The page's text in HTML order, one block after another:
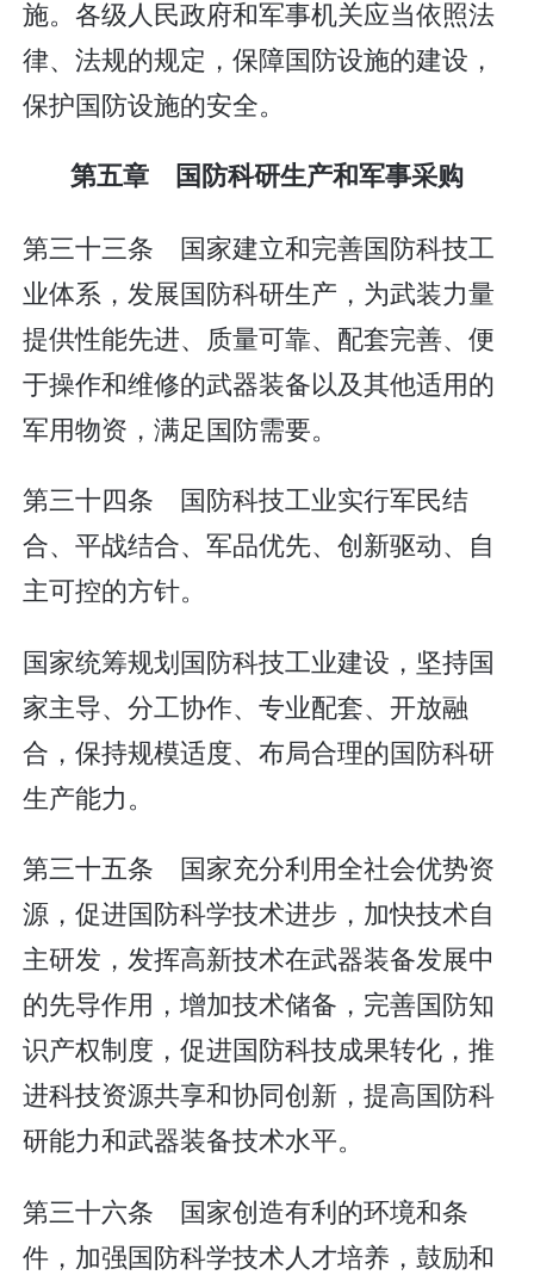
施。各级人民政府和军事机关应当依照法
律、法规的规定，保障国防设施的建设，
保护国防设施的安全。
第五章 国防科研生产和军事采购
第三十三条 国家建立和完善国防科技工
业体系，发展国防科研生产，为武装力量
提供性能先进、质量可靠、配套完善、便
于操作和维修的武器装备以及其他适用的
军用物资，满足国防需要。
第三十四条 国防科技工业实行军民结
合、平战结合、军品优先、创新驱动、自
主可控的方针。
国家统筹规划国防科技工业建设，坚持国
家主导、分工协作、专业配套、开放融
合，保持规模适度、布局合理的国防科研
生产能力。
第三十五条 国家充分利用全社会优势资
源，促进国防科学技术进步，加快技术自
主研发，发挥高新技术在武器装备发展中
的先导作用，增加技术储备，完善国防知
识产权制度，促进国防科技成果转化，推
进科技资源共享和协同创新，提高国防科
研能力和武器装备技术水平。
第三十六条 国家创造有利的环境和条
件，加强国防科学技术人才培养，鼓励和